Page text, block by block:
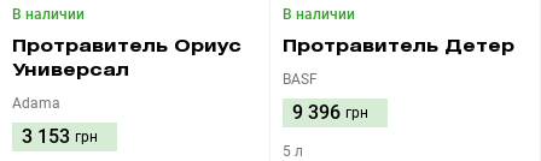
В наличии
Протравитель Ориус
Универсал
Adama
3 153 грн
В наличии
Протравитель Детер
BASF
9 396 грн
5 л